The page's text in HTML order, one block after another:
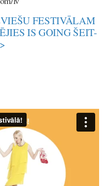
FESTIVĀLAM
IS GOING ŠEIT-